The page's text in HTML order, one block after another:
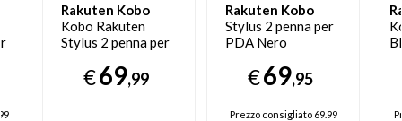
Rakuten Kobo
Kobo Rakuten
Stylus 2 penna per
€69,99
Rakuten Kobo
Stylus 2 penna per
PDA Nero
€69,95
Prezzo consigliato69.99